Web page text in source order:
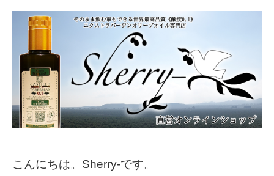
こんにちは。Sherry-です。